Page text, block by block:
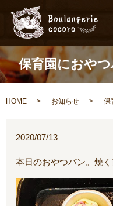
保育園におや
HOME お知らせ 保
2020/07/13
本日のおやつパン。焼